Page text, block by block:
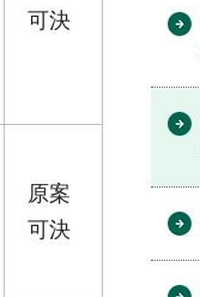
可決
原案
可決